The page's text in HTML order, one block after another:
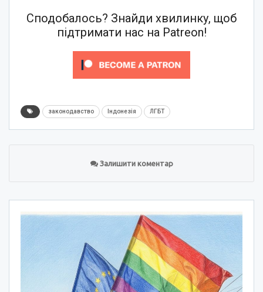
Сподобалось? Знайди хвилинку, щоб
підтримати нас на Patreon!
законодавство Індонезія ЛГБТ
Залишити коментар